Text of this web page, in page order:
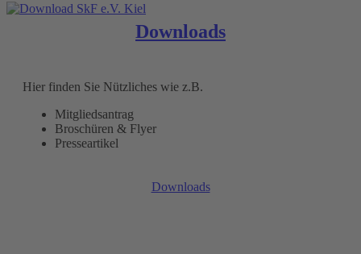
Downloads
Hier finden Sie Nützliches wie z.B.
Mitgliedsantrag
Broschüren & Flyer
Presseartikel
Downloads